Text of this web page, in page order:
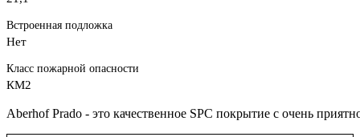
Встроенная подложка
Нет
Класс пожарной опасности
КМ2
Aberhof Prado - это качественное SPC покрытие с очень